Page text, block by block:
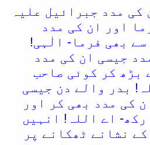
کی مدد جبرائیل علیہ
اور ان کی مدد
بھی فرما- الٰہی!
جیسی ان کی مدد
بڑھ کر کوئی صاحب
بدر والے دن جیسی
کی مدد بھی کر اور
اے اللہ! انہیں
نشانے ٹھکانے پر